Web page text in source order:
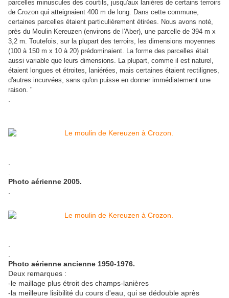
parcelles minuscules des courtils, jusqu'aux lanières de certains terroirs
de Crozon qui atteignaient 400 m de long. Dans cette commune,
certaines parcelles étaient particulièrement étirées. Nous avons noté,
près du Moulin Kereuzen (environs de l'Aber), une parcelle de 394 m x
3,2 m. Toutefois, sur la plupart des terroirs, les dimensions moyennes
(100 à 150 m x 10 à 20) prédominaient. La forme des parcelles était
aussi variable que leurs dimensions. La plupart, comme il est naturel,
étaient longues et étroites, laniérées, mais certaines étaient rectilignes,
d'autres incurvées, sans qu'on puisse en donner immédiatement une
raison. "
Photo aérienne 2005.
Photo aérienne ancienne 1950-1976.
Deux remarques :
-le maillage plus étroit des champs-lanières
-la meilleure lisibilité du cours d'eau, qui se dédouble après